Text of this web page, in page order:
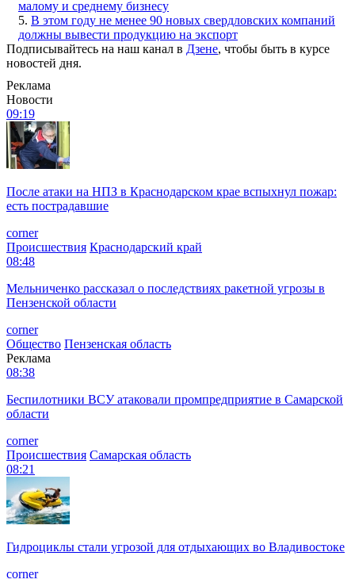
малому и среднему бизнесу
5. В этом году не менее 90 новых свердловских компаний
должны вывести продукцию на экспорт
Подписывайтесь на наш канал в Дзене, чтобы быть в курсе
новостей дня.
Реклама
Новости
09:19
После атаки на НПЗ в Краснодарском крае вспыхнул пожар:
есть пострадавшие
corner
Происшествия Краснодарский край
08:48
Мельниченко рассказал о последствиях ракетной угрозы в
Пензенской области
corner
Общество Пензенская область
Реклама
08:38
Беспилотники ВСУ атаковали промпредприятие в Самарской
области
corner
Происшествия Самарская область
08:21
Гидроциклы стали угрозой для отдыхающих во Владивостоке
corner